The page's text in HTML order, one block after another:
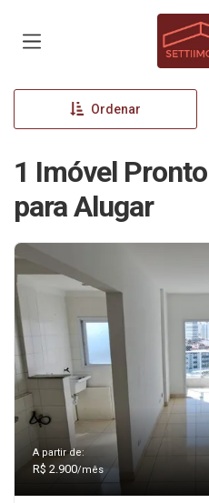
Ordenar
1 Imóvel
para Alugar
A partir de:
R$ 2.900/mês